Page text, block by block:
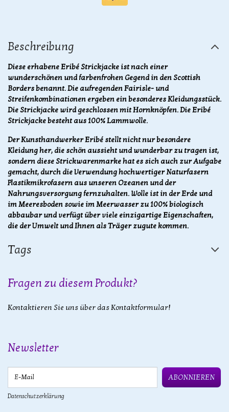
Beschreibung
Diese erhabene Eribé Strickjacke ist nach einer
wunderschönen und farbenfrohen Gegend in den Scottish
Borders benannt. Die aufregenden Fairisle- und
Streifenkombinationen ergeben ein besonderes Kleidungsstück.
Die Strickjacke wird geschlossen mit Hornknöpfen. Die Eribé
Strickjacke besteht aus 100% Lammwolle.
Der Kunsthandwerker Eribé stellt nicht nur besondere
Kleidung her, die schön aussieht und wunderbar zu tragen ist,
sondern diese Strickwarenmarke hat es sich auch zur Aufgabe
gemacht, durch die Verwendung hochwertiger Naturfasern
Plastikmikrofasern aus unseren Ozeanen und der
Nahrungsversorgung fernzuhalten. Wolle ist in der Erde und
im Meeresboden sowie im Meerwasser zu 100% biologisch
abbaubar und verfügt über viele einzigartige Eigenschaften,
die der Umwelt und Ihnen als Träger zugute kommen.
Tags
Fragen zu diesem Produkt?
Kontaktieren Sie uns über das Kontaktformular!
Newsletter
ABONNIEREN
Datenschutzerklärung